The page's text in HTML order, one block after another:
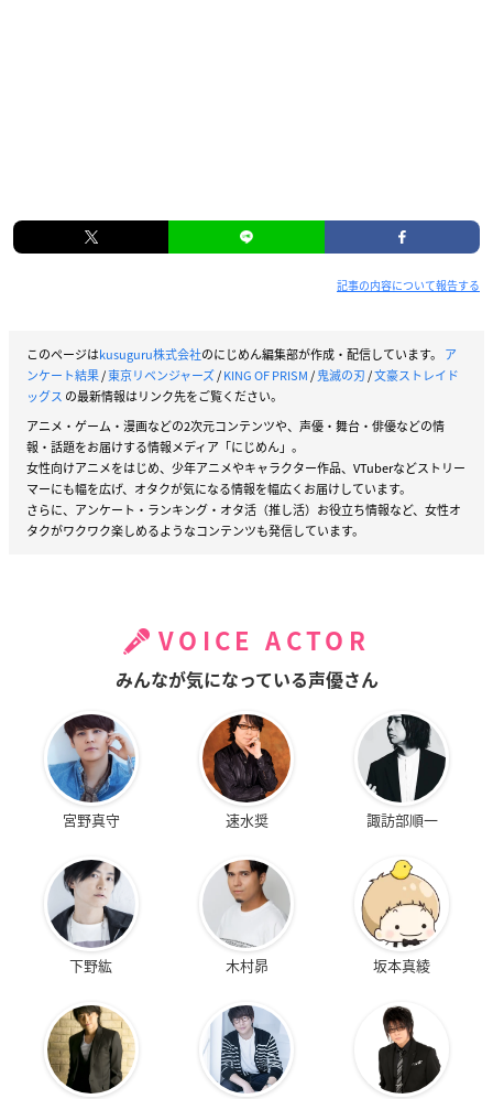
記事の内容について報告する
このページはkusuguru株式会社のにじめん編集部が作成・配信しています。 ア
ンケート結果/東京リベンジャーズ/KING OF PRISM/鬼滅の刃/文豪ストレイド
ッグス の最新情報はリンク先をご覧ください。
アニメ・ゲーム・漫画などの2次元コンテンツや、声優・舞台・俳優などの情
報・話題をお届けする情報メディア「にじめん」。
女性向けアニメをはじめ、少年アニメやキャラクター作品、VTuberなどストリー
マーにも幅を広げ、オタクが気になる情報を幅広くお届けしています。
さらに、アンケート・ランキング・オタ活（推し活）お役立ち情報など、女性オ
タクがワクワク楽しめるようなコンテンツも発信しています。
VOICE ACTOR
みんなが気になっている声優さん
宮野真守 速水奨 諏訪部順一
下野紘 木村昴 坂本真綾